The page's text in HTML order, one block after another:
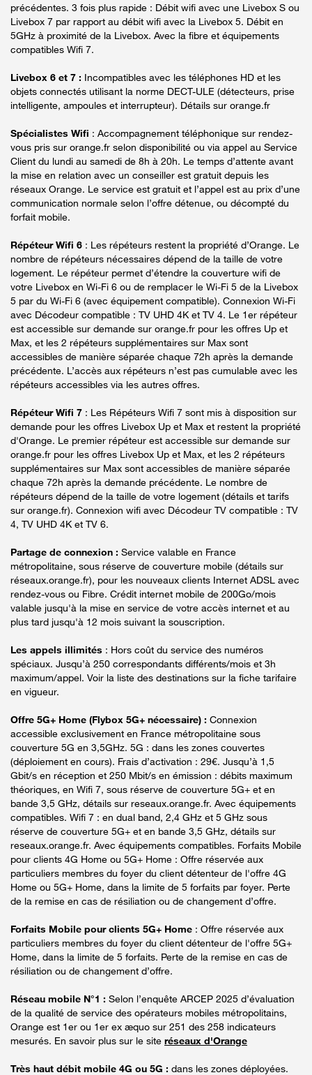
précédentes. 3 fois plus rapide : Débit wifi avec une Livebox S ou
Livebox 7 par rapport au débit wifi avec la Livebox 5. Débit en
5GHz à proximité de la Livebox. Avec la fibre et équipements
compatibles Wifi 7.
Livebox 6 et 7 : Incompatibles avec les téléphones HD et les
objets connectés utilisant la norme DECT-ULE (détecteurs, prise
intelligente, ampoules et interrupteur). Détails sur orange.fr
Spécialistes Wifi : Accompagnement téléphonique sur rendez-
vous pris sur orange.fr selon disponibilité ou via appel au Service
Client du lundi au samedi de 8h à 20h. Le temps d’attente avant
la mise en relation avec un conseiller est gratuit depuis les
réseaux Orange. Le service est gratuit et l’appel est au prix d’une
communication normale selon l’offre détenue, ou décompté du
forfait mobile.
Répéteur Wifi 6 : Les répéteurs restent la propriété d’Orange. Le
nombre de répéteurs nécessaires dépend de la taille de votre
logement. Le répéteur permet d’étendre la couverture wifi de
votre Livebox en Wi-Fi 6 ou de remplacer le Wi-Fi 5 de la Livebox
5 par du Wi-Fi 6 (avec équipement compatible). Connexion Wi-Fi
avec Décodeur compatible : TV UHD 4K et TV 4. Le 1er répéteur
est accessible sur demande sur orange.fr pour les offres Up et
Max, et les 2 répéteurs supplémentaires sur Max sont
accessibles de manière séparée chaque 72h après la demande
précédente. L’accès aux répéteurs n’est pas cumulable avec les
répéteurs accessibles via les autres offres.
Répéteur Wifi 7 : Les Répéteurs Wifi 7 sont mis à disposition sur
demande pour les offres Livebox Up et Max et restent la propriété
d'Orange. Le premier répéteur est accessible sur demande sur
orange.fr pour les offres Livebox Up et Max, et les 2 répéteurs
supplémentaires sur Max sont accessibles de manière séparée
chaque 72h après la demande précédente. Le nombre de
répéteurs dépend de la taille de votre logement (détails et tarifs
sur orange.fr). Connexion wifi avec Décodeur TV compatible : TV
4, TV UHD 4K et TV 6.
Partage de connexion : Service valable en France
métropolitaine, sous réserve de couverture mobile (détails sur
réseaux.orange.fr), pour les nouveaux clients Internet ADSL avec
rendez-vous ou Fibre. Crédit internet mobile de 200Go/mois
valable jusqu'à la mise en service de votre accès internet et au
plus tard jusqu'à 12 mois suivant la souscription.
Les appels illimités : Hors coût du service des numéros
spéciaux. Jusqu’à 250 correspondants différents/mois et 3h
maximum/appel. Voir la liste des destinations sur la fiche tarifaire
en vigueur.
Offre 5G+ Home (Flybox 5G+ nécessaire) : Connexion
accessible exclusivement en France métropolitaine sous
couverture 5G en 3,5GHz. 5G : dans les zones couvertes
(déploiement en cours). Frais d’activation : 29€. Jusqu’à 1,5
Gbit/s en réception et 250 Mbit/s en émission : débits maximum
théoriques, en Wifi 7, sous réserve de couverture 5G+ et en
bande 3,5 GHz, détails sur reseaux.orange.fr. Avec équipements
compatibles. Wifi 7 : en dual band, 2,4 GHz et 5 GHz sous
réserve de couverture 5G+ et en bande 3,5 GHz, détails sur
reseaux.orange.fr. Avec équipements compatibles. Forfaits Mobile
pour clients 4G Home ou 5G+ Home : Offre réservée aux
particuliers membres du foyer du client détenteur de l'offre 4G
Home ou 5G+ Home, dans la limite de 5 forfaits par foyer. Perte
de la remise en cas de résiliation ou de changement d’offre.
Forfaits Mobile pour clients 5G+ Home : Offre réservée aux
particuliers membres du foyer du client détenteur de l'offre 5G+
Home, dans la limite de 5 forfaits. Perte de la remise en cas de
résiliation ou de changement d’offre.
Réseau mobile N°1 : Selon l’enquête ARCEP 2025 d’évaluation
de la qualité de service des opérateurs mobiles métropolitains,
Orange est 1er ou 1er ex æquo sur 251 des 258 indicateurs
mesurés. En savoir plus sur le site réseaux d'Orange
Très haut débit mobile 4G ou 5G : dans les zones déployées.